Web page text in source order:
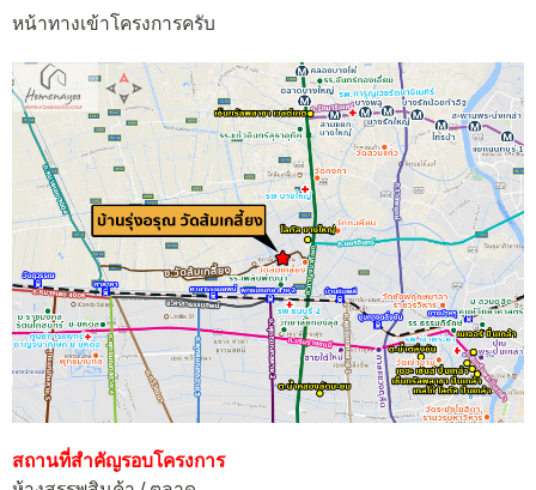
หน้าทางเข้าโครงการครับ
สถานที่สำคัญรอบโครงการ